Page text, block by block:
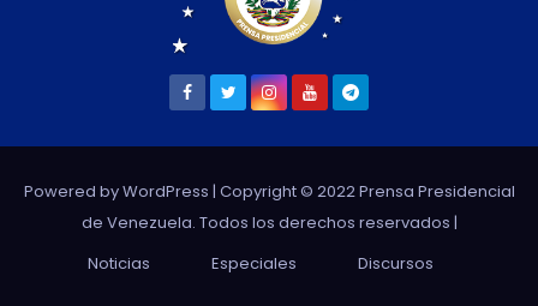
Powered by WordPress | Copyright © 2022 Prensa Presidencial
de Venezuela. Todos los derechos reservados |
Noticias
Especiales Discursos